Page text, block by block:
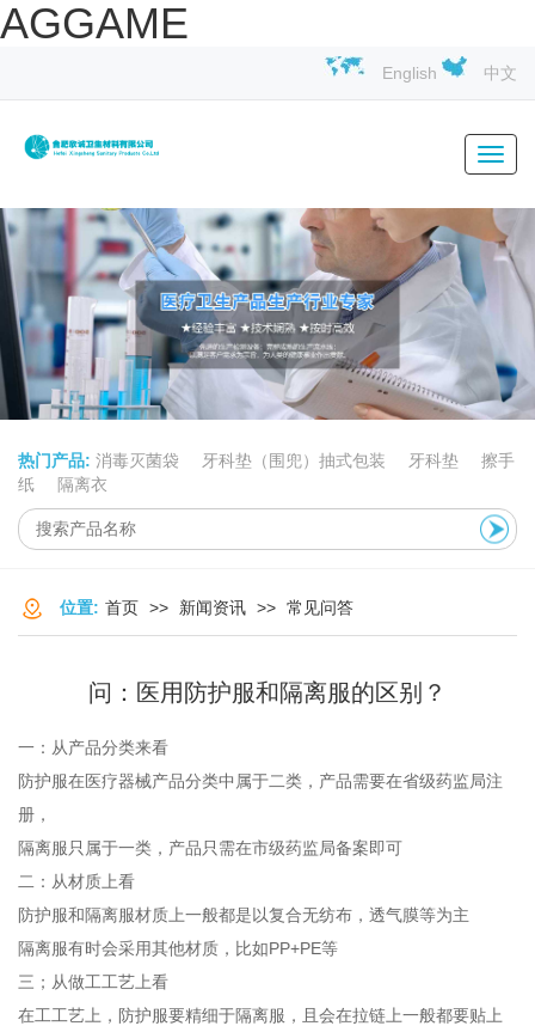
AGGAME
English 中文
热门产品: 消毒灭菌袋 牙科垫（围兜）抽式包装 牙科垫
擦手
纸
隔离衣
位置: 首页 >> 新闻资讯 >> 常见问答
问：医用防护服和隔离服的区别？
一：从产品分类来看
防护服在医疗器械产品分类中属于二类，产品需要在省级药监局注
册，
隔离服只属于一类，产品只需在市级药监局备案即可
二：从材质上看
防护服和隔离服材质上一般都是以复合无纺布，透气膜等为主
隔离服有时会采用其他材质，比如PP+PE等
三；从做工工艺上看
在工工艺上，防护服要精细于隔离服，且会在拉链上一般都要贴上